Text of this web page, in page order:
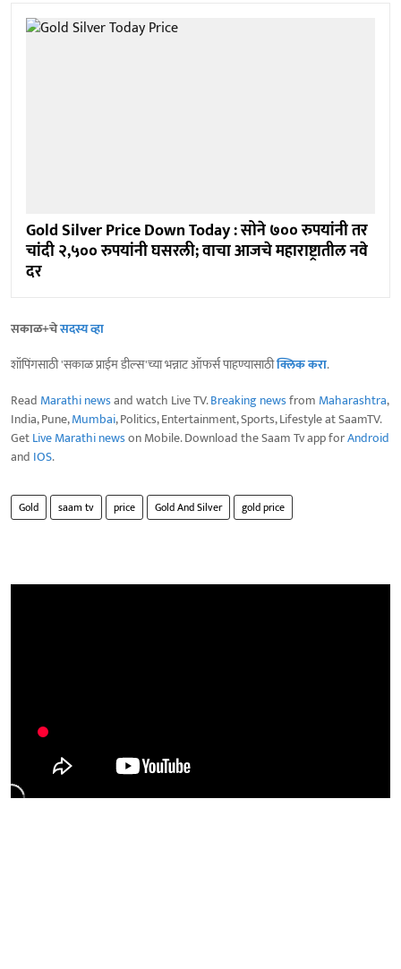
Gold Silver Price Down Today : सोने ७०० रुपयांनी तर
चांदी २,५०० रुपयांनी घसरली; वाचा आजचे महाराष्ट्रातील नवे
दर
सकाळ+चेसदस्य व्हा
शॉपिंगसाठी 'सकाळ प्राईम डील्स'च्या भन्नाट ऑफर्स पाहण्यासाठीक्लिक करा.
Read Marathi newsand watch Live TV.Breaking newsfrom Maharashtra,
India, Pune,Mumbai, Politics, Entertainment, Sports, Lifestyle at SaamTV.
GetLive Marathi newson Mobile. Download the Saam Tv app forAndroid
and IOS.
Gold saam tv price Gold And Silver gold price